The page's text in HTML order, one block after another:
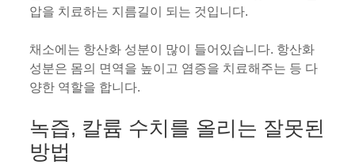
압을 치료하는 지름길이 되는 것입니다.
채소에는 항산화 성분이 많이 들어있습니다. 항산화
성분은 몸의 면역을 높이고 염증을 치료해주는 등 다
양한 역할을 합니다.
녹즙, 칼륨 수치를 올리는 잘못된
방법